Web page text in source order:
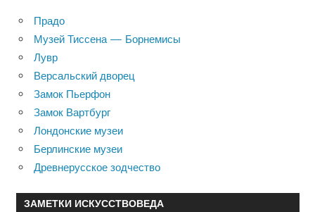
Прадо
Музей Тиссена — Борнемисы
Лувр
Версальский дворец
Замок Пьерфон
Замок Вартбург
Лондонские музеи
Берлинские музеи
Древнерусское зодчество
ЗАМЕТКИ ИСКУССТВОВЕДА